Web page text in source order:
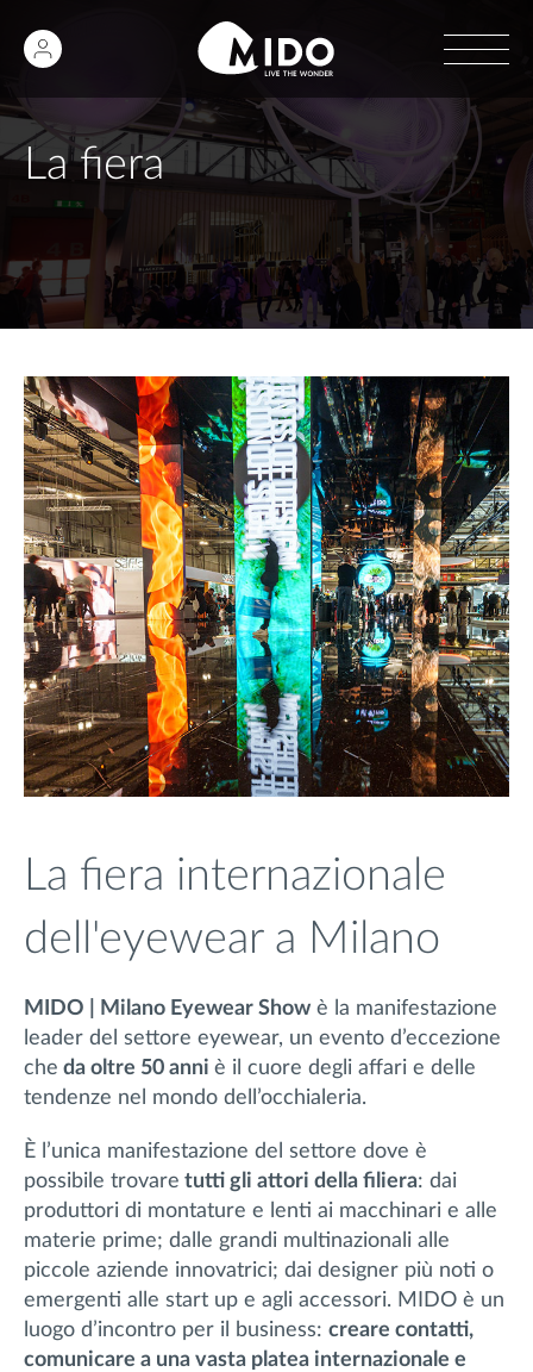
La fiera
La fiera internazionale
dell'eyewear a Milano
MIDO | Milano Eyewear Show è la manifestazione
leader del settore eyewear, un evento d’eccezione
che da oltre 50 anni è il cuore degli affari e delle
tendenze nel mondo dell’occhialeria.
È l’unica manifestazione del settore dove è
possibile trovare tutti gli attori della filiera: dai
produttori di montature e lenti ai macchinari e alle
materie prime; dalle grandi multinazionali alle
piccole aziende innovatrici; dai designer più noti o
emergenti alle start up e agli accessori. MIDO è un
luogo d’incontro per il business: creare contatti,
comunicare a una vasta platea internazionale e